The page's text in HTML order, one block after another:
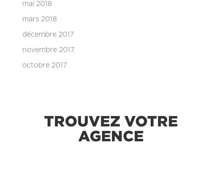
mai 2018
mars 2018
décembre 2017
novembre 2017
octobre 2017
TROUVEZ VOTRE
AGENCE